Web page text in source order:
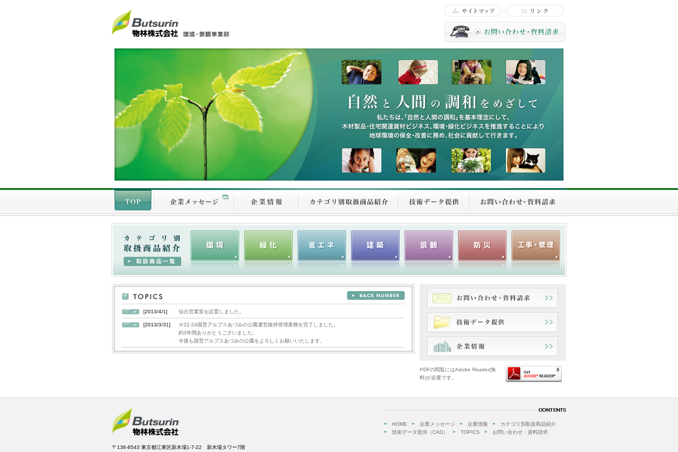
[2013/4/1] 仙台営業室を設置しました。
[2013/3/31]
Ｈ22-24国営アルプスあづみの公園運営維持管理業務を完了しました。
約3年間ありがとうございました。
今後も国営アルプスあづみの公園をよろしくお願いいたします。
PDFの閲覧にはAdobe Reader(無
料)が必要です。
〒136-8543 東京都江東区新木場1-7-22 新木場タワー7階
HOME 企業メッセージ 企業情報
カテゴリ別取扱商品紹介
技術データ提供（CAD）
TOPICS お問い合わせ・資料請求